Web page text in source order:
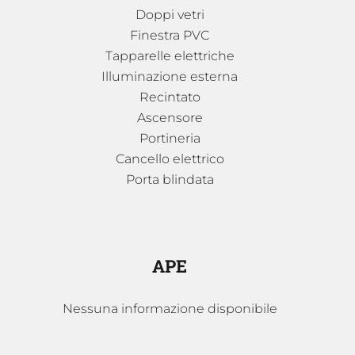
Doppi vetri
Finestra PVC
Tapparelle elettriche
Illuminazione esterna
Recintato
Ascensore
Portineria
Cancello elettrico
Porta blindata
APE
Nessuna informazione disponibile